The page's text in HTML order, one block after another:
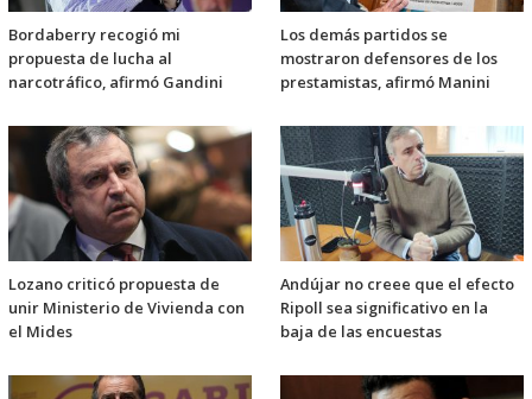
Bordaberry recogió mi
propuesta de lucha al
narcotráfico, afirmó Gandini
Los demás partidos se
mostraron defensores de los
prestamistas, afirmó Manini
Lozano criticó propuesta de
unir Ministerio de Vivienda con
el Mides
Andújar no creee que el efecto
Ripoll sea significativo en la
baja de las encuestas